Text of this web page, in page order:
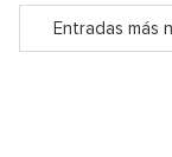
Entradas más